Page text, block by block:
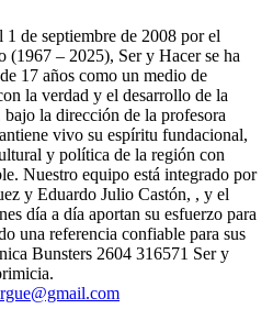
de septiembre de 2008 por el
(1967 – 2025), Ser y Hacer se ha
17 años como un medio de
la verdad y el desarrollo de la
la dirección de la profesora
vivo su espíritu fundacional,
y política de la región con
Nuestro equipo está integrado por
y Eduardo Julio Castón, , y el
día a día aportan su esfuerzo para
una referencia confiable para sus
Bunsters 2604 316571 Ser y